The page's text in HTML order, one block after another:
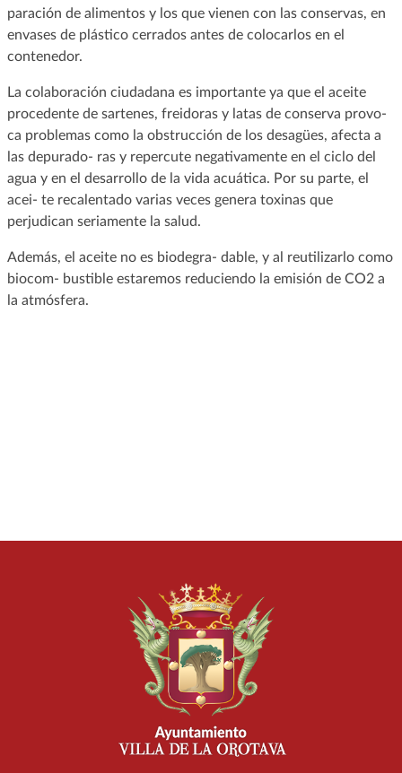
paración de alimentos y los que vienen con las conservas, en
envases de plástico cerrados antes de colocarlos en el
contenedor.
La colaboración ciudadana es importante ya que el aceite
procedente de sartenes, freidoras y latas de conserva provo-
ca problemas como la obstrucción de los desagües, afecta a
las depurado- ras y repercute negativamente en el ciclo del
agua y en el desarrollo de la vida acuática. Por su parte, el
acei- te recalentado varias veces genera toxinas que
perjudican seriamente la salud.
Además, el aceite no es biodegra- dable, y al reutilizarlo como
biocom- bustible estaremos reduciendo la emisión de CO2 a
la atmósfera.